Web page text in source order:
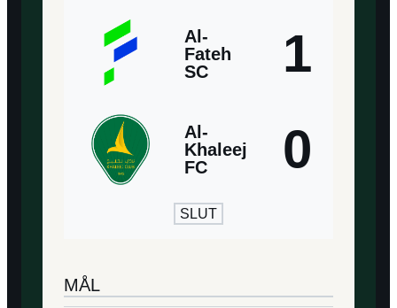
Al-
Fateh
SC
1
Al-
Khaleej
FC
0
SLUT
MÅL